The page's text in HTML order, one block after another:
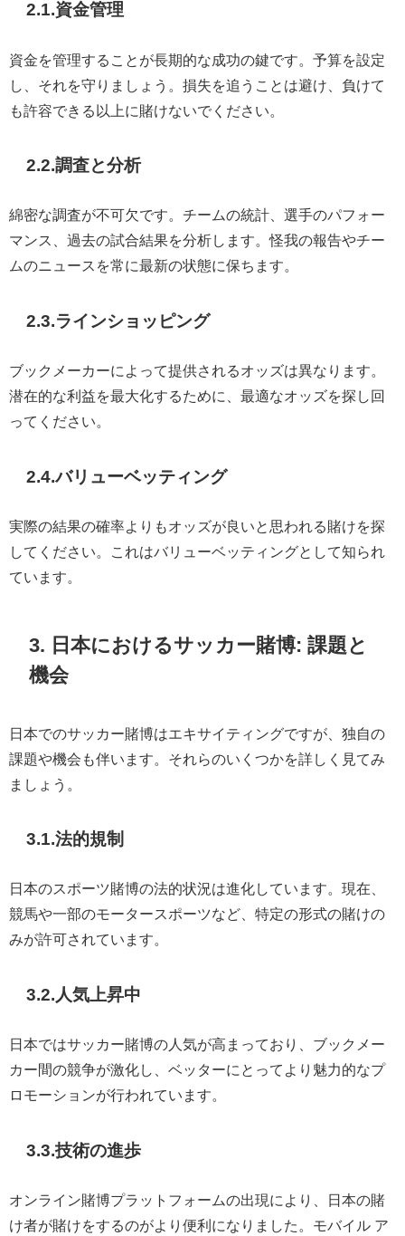
2.1.資金管理
資金を管理することが長期的な成功の鍵です。予算を設定
し、それを守りましょう。損失を追うことは避け、負けて
も許容できる以上に賭けないでください。
2.2.調査と分析
綿密な調査が不可欠です。チームの統計、選手のパフォー
マンス、過去の試合結果を分析します。怪我の報告やチー
ムのニュースを常に最新の状態に保ちます。
2.3.ラインショッピング
ブックメーカーによって提供されるオッズは異なります。
潜在的な利益を最大化するために、最適なオッズを探し回
ってください。
2.4.バリューベッティング
実際の結果の確率よりもオッズが良いと思われる賭けを探
してください。これはバリューベッティングとして知られ
ています。
3. 日本におけるサッカー賭博: 課題と
機会
日本でのサッカー賭博はエキサイティングですが、独自の
課題や機会も伴います。それらのいくつかを詳しく見てみ
ましょう。
3.1.法的規制
日本のスポーツ賭博の法的状況は進化しています。現在、
競馬や一部のモータースポーツなど、特定の形式の賭けの
みが許可されています。
3.2.人気上昇中
日本ではサッカー賭博の人気が高まっており、ブックメー
カー間の競争が激化し、ベッターにとってより魅力的なプ
ロモーションが行われています。
3.3.技術の進歩
オンライン賭博プラットフォームの出現により、日本の賭
け者が賭けをするのがより便利になりました。モバイル ア